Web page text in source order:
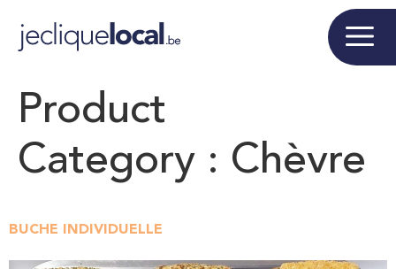
Product
Category : Chèvre
BUCHE INDIVIDUELLE